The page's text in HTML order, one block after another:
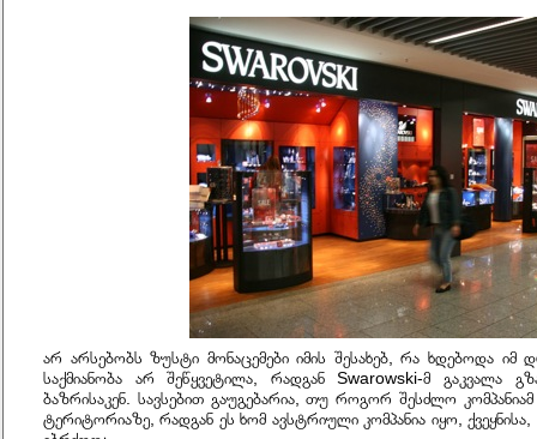
არ არსებობს ზუსტი მონაცემები იმის შესახებ, რა ხდებოდა იმ
საქმიანობა არ შეწყვეტილა, რადგან Swarowski-მ გაკვალა
ბაზრისაკენ. სავსებით გაუგებარია, თუ როგორ შესძლო კომპანიამ
ტერიტორიაზე, რადგან ეს ხომ ავსტრიული კომპანია იყო,